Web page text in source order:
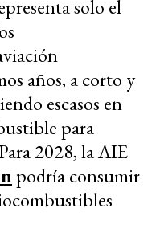
solo el
años, a corto y
escasos en
para
2028, la AIE
podría consumir